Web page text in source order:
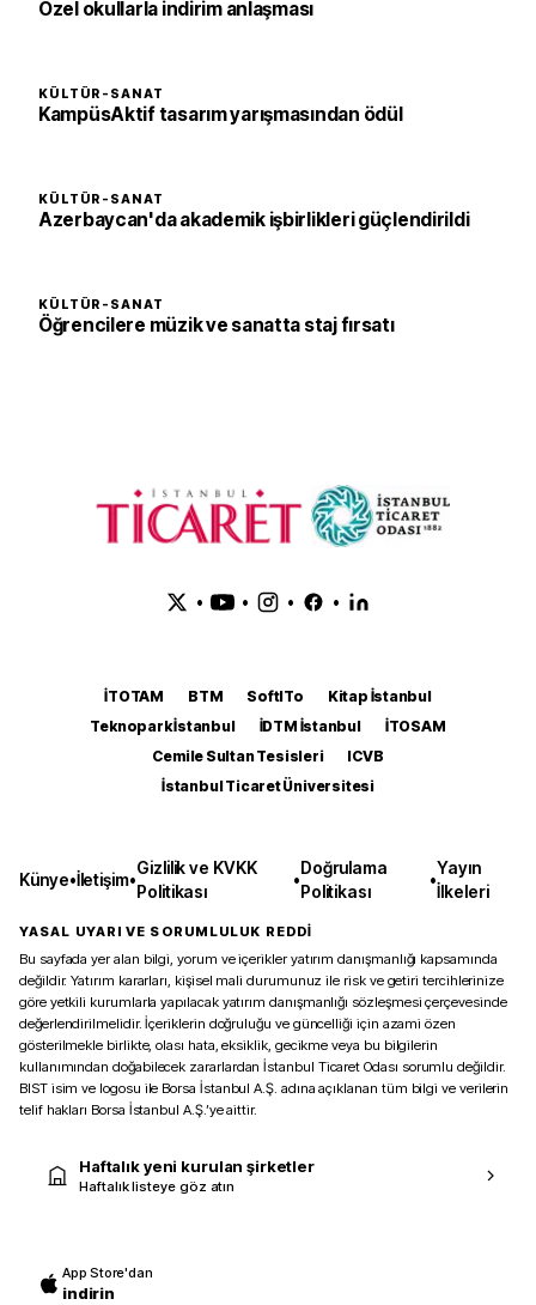
Özel okullarla indirim anlaşması
KÜLTÜR-SANAT
KampüsAktif tasarım yarışmasından ödül
KÜLTÜR-SANAT
Azerbaycan'da akademik işbirlikleri güçlendirildi
KÜLTÜR-SANAT
Öğrencilere müzik ve sanatta staj fırsatı
• • • •
İTOTAM BTM SoftITo
Kitap İstanbul
Teknopark İstanbul
İDTM İstanbul
İTOSAM
Cemile Sultan Tesisleri
ICVB
İstanbul Ticaret Üniversitesi
Künye•İletişim•
Gizlilik ve KVKK
Politikası
•
Doğrulama
Politikası
•
Yayın
İlkeleri
YASAL UYARI VE SORUMLULUK REDDİ
Bu sayfada yer alan bilgi, yorum ve içerikler yatırım danışmanlığı kapsamında
değildir. Yatırım kararları, kişisel mali durumunuz ile risk ve getiri tercihlerinize
göre yetkili kurumlarla yapılacak yatırım danışmanlığı sözleşmesi çerçevesinde
değerlendirilmelidir. İçeriklerin doğruluğu ve güncelliği için azami özen
gösterilmekle birlikte, olası hata, eksiklik, gecikme veya bu bilgilerin
kullanımından doğabilecek zararlardan İstanbul Ticaret Odası sorumlu değildir.
BIST isim ve logosu ile Borsa İstanbul A.Ş. adına açıklanan tüm bilgi ve verilerin
telif hakları Borsa İstanbul A.Ş.’ye aittir.
Haftalık yeni kurulan şirketler
Haftalık listeye göz atın
App Store'dan
indirin